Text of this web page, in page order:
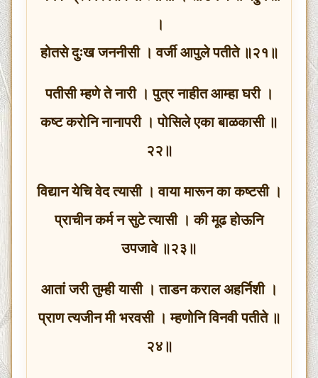
।
होतसे दुःख जननीसी । वर्जी आपुले पतीते ॥२१॥
पतीसी म्हणे ते नारी । पुत्र नाहीत आम्हा घरी ।
कष्ट करोनि नानापरी । पोसिले एका बाळकासी ॥
२२॥
विद्यान येचि वेद त्यासी । वाया मारून का कष्टसी ।
प्राचीन कर्म न सुटे त्यासी । की मूढ होऊनि
उपजावे ॥२३॥
आतां जरी तुम्ही यासी । ताडन कराल अहर्निशी ।
प्राण त्यजीन मी भरवसी । म्हणोनि विनवी पतीते ॥
२४॥